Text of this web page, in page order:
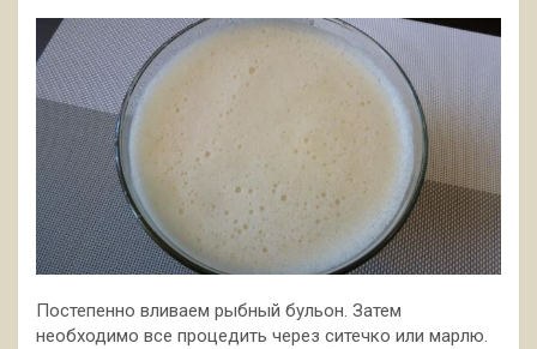
Постепенно вливаем рыбный бульон. Затем
необходимо все процедить через ситечко или марлю.